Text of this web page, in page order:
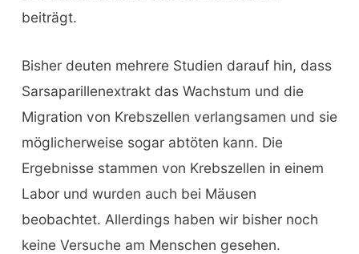
beiträgt.
Bisher deuten mehrere Studien darauf hin, dass
Sarsaparillenextrakt das Wachstum und die
Migration von Krebszellen verlangsamen und sie
möglicherweise sogar abtöten kann. Die
Ergebnisse stammen von Krebszellen in einem
Labor und wurden auch bei Mäusen
beobachtet. Allerdings haben wir bisher noch
keine Versuche am Menschen gesehen.